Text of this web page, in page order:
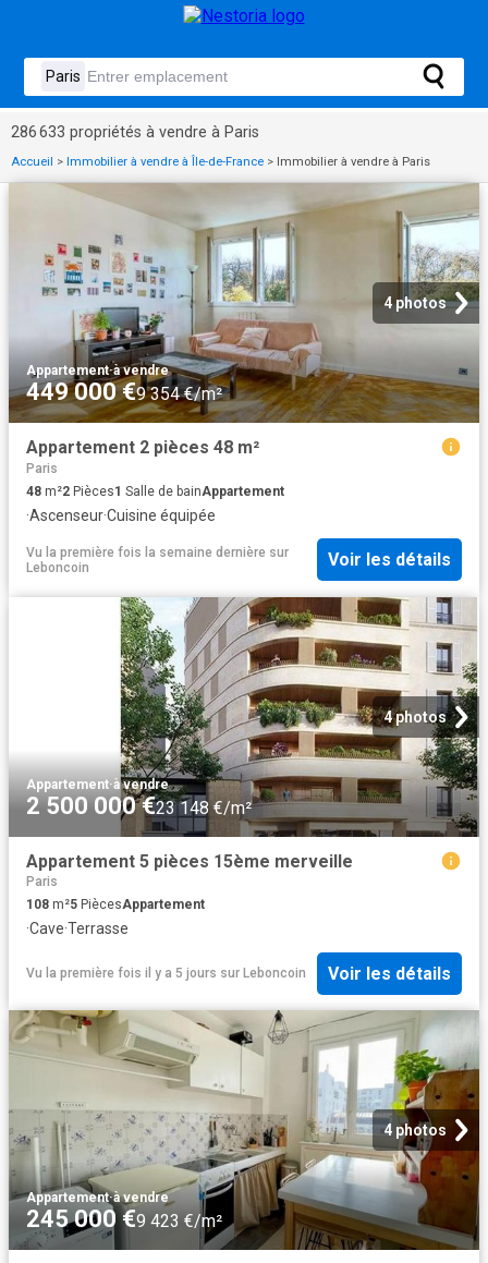
286 633 propriétés à vendre à Paris
Accueil > Immobilier à vendre à Île-de-France > Immobilier à vendre à Paris
4 photos
Appartement·à vendre
449 000 €9 354 €/m²
Appartement 2 pièces 48 m²
Paris
48 m²2 Pièces1 Salle de bainAppartement
·Ascenseur·Cuisine équipée
Vu la première fois la semaine dernière sur
Leboncoin
Voir les détails
4 photos
Appartement·à vendre
2 500 000 €23 148 €/m²
Appartement 5 pièces 15ème merveille
Paris
108 m²5 PiècesAppartement
·Cave·Terrasse
Vu la première fois il y a 5 jours sur Leboncoin Voir les détails
4 photos
Appartement·à vendre
245 000 €9 423 €/m²